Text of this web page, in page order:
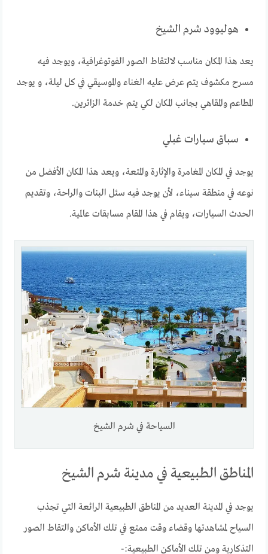
هوليوود شرم الشيخ
يعد هذا المكان مناسب لالتقاط الصور الفوتوغرافية، ويوجد فيه
مسرح مكشوف يتم عرض عليه الغناء والموسيقي في كل ليلة، و يوجد
المطاعم والمقاهي بجانب المكان لكي يتم خدمة الزائرين.
سباق سيارات غبلي
يوجد في المكان المغامرة والإثارة والمتعة، ويعد هذا المكان الأفضل من
نوعه في منطقة سيناء، لأن يوجد فيه سئل البنات والراحة، وتقديم
الحدث السيارات، ويقام في هذا المقام مسابقات عالمية.
السياحة في شرم الشيخ
المناطق الطبيعية في مدينة شرم الشيخ
يوجد في المدينة العديد من المناطق الطبيعية الرائعة التي تجذب
السياح لمشاهدتها وقضاء وقت ممتع في تلك الأماكن والتقاط الصور
التذكارية ومن تلك الأماكن الطبيعية:-